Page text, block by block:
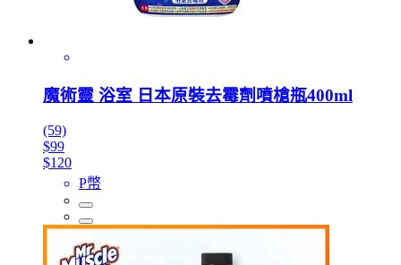
魔術靈 浴室 日本原裝去霉劑噴槍瓶400ml
(59)
$99
$120
P幣